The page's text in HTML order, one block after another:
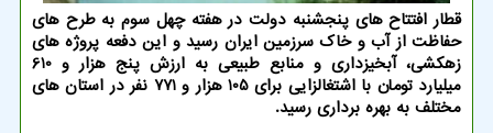
قطار افتتاح های پنجشنبه دولت در هفته چهل سوم به طرح های
حفاظت از آب و خاک سرزمین ایران رسید و این دفعه پروژه های
زهکشی، آبخیزداری و منابع طبیعی به ارزش پنج هزار و 610
میلیارد تومان با اشتغالزایی برای 105 هزار و 771 نفر در استان های
مختلف به بهره برداری رسید.